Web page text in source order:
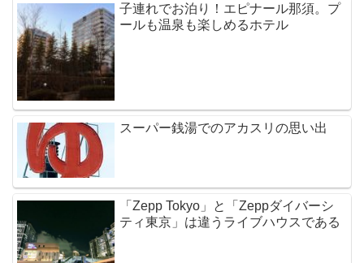
子連れでお泊り！エピナール那須。プ
ールも温泉も楽しめるホテル
スーパー銭湯でのアカスリの思い出
「Zepp Tokyo」と「Zeppダイバーシ
ティ東京」は違うライブハウスである